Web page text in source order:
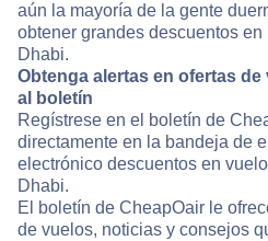
aún la mayoría de la gente
obtener grandes descuentos
Dhabi.
Obtenga alertas en ofertas
al boletín
Regístrese en el boletín de
directamente en la bandeja de
electrónico descuentos en
Dhabi.
El boletín de CheapOair le
de vuelos, noticias y consejos